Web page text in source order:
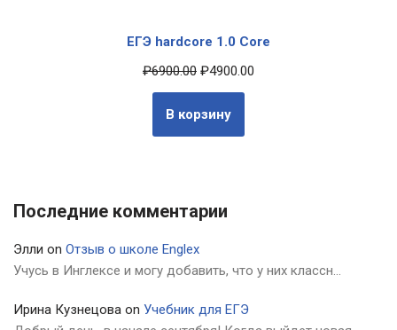
ЕГЭ hardcore 1.0 Core
₽6900.00 ₽4900.00
В корзину
Последние комментарии
Элли on Отзыв о школе Englex
Учусь в Инглексе и могу добавить, что у них классн…
Ирина Кузнецова on Учебник для ЕГЭ